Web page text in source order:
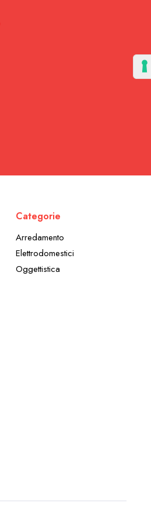
Categorie
Arredamento
Elettrodomestici
Oggettistica